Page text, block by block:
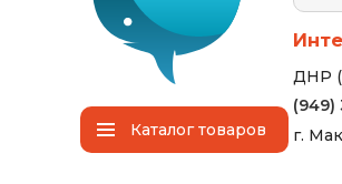
Каталогтоваров
ДНР
(949)
г.